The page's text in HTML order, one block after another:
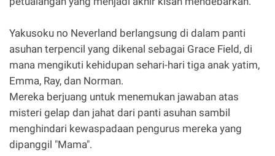
Yakusoku no Neverland berlangsung di dalam panti
asuhan terpencil yang dikenal sebagai Grace Field, di
mana mengikuti kehidupan sehari-hari tiga anak yatim,
Emma, ​​Ray, dan Norman.
Mereka berjuang untuk menemukan jawaban atas
misteri gelap dan jahat dari panti asuhan sambil
menghindari kewaspadaan pengurus mereka yang
dipanggil "Mama".